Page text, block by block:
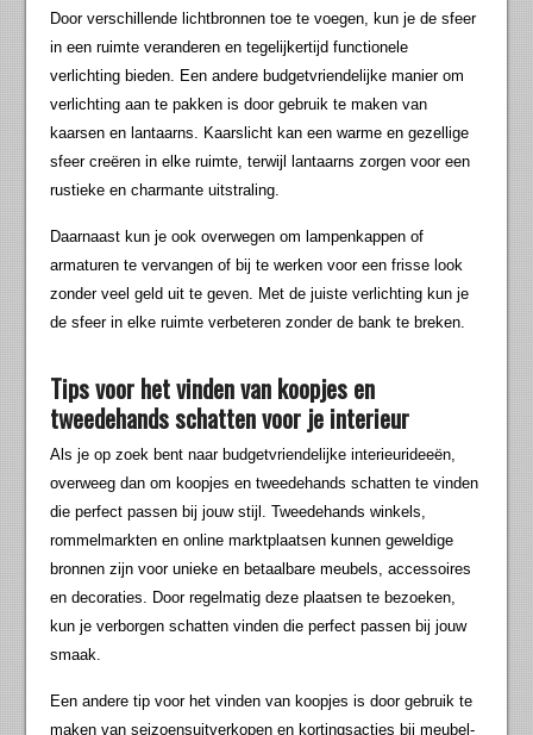
Door verschillende lichtbronnen toe te voegen, kun je de sfeer
in een ruimte veranderen en tegelijkertijd functionele
verlichting bieden. Een andere budgetvriendelijke manier om
verlichting aan te pakken is door gebruik te maken van
kaarsen en lantaarns. Kaarslicht kan een warme en gezellige
sfeer creëren in elke ruimte, terwijl lantaarns zorgen voor een
rustieke en charmante uitstraling.
Daarnaast kun je ook overwegen om lampenkappen of
armaturen te vervangen of bij te werken voor een frisse look
zonder veel geld uit te geven. Met de juiste verlichting kun je
de sfeer in elke ruimte verbeteren zonder de bank te breken.
Tips voor het vinden van koopjes en
tweedehands schatten voor je interieur
Als je op zoek bent naar budgetvriendelijke interieurideeën,
overweeg dan om koopjes en tweedehands schatten te vinden
die perfect passen bij jouw stijl. Tweedehands winkels,
rommelmarkten en online marktplaatsen kunnen geweldige
bronnen zijn voor unieke en betaalbare meubels, accessoires
en decoraties. Door regelmatig deze plaatsen te bezoeken,
kun je verborgen schatten vinden die perfect passen bij jouw
smaak.
Een andere tip voor het vinden van koopjes is door gebruik te
maken van seizoensuitverkopen en kortingsacties bij meubel-